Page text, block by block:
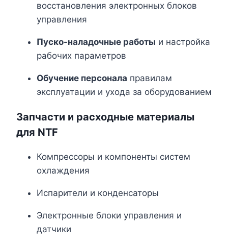
восстановления электронных блоков
управления
Пуско-наладочные работы и настройка
рабочих параметров
Обучение персонала правилам
эксплуатации и ухода за оборудованием
Запчасти и расходные материалы
для NTF
Компрессоры и компоненты систем
охлаждения
Испарители и конденсаторы
Электронные блоки управления и
датчики